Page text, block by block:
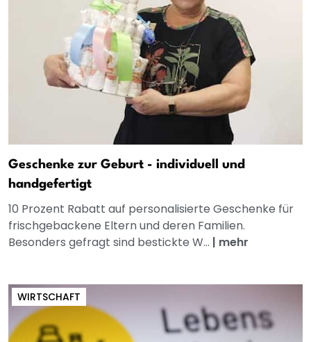
Geschenke zur Geburt - individuell und
handgefertigt
10 Prozent Rabatt auf personalisierte Geschenke für
frischgebackene Eltern und deren Familien.
Besonders gefragt sind bestickte W... | mehr
WIRTSCHAFT